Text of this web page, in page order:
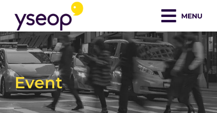
content
MENU
Event